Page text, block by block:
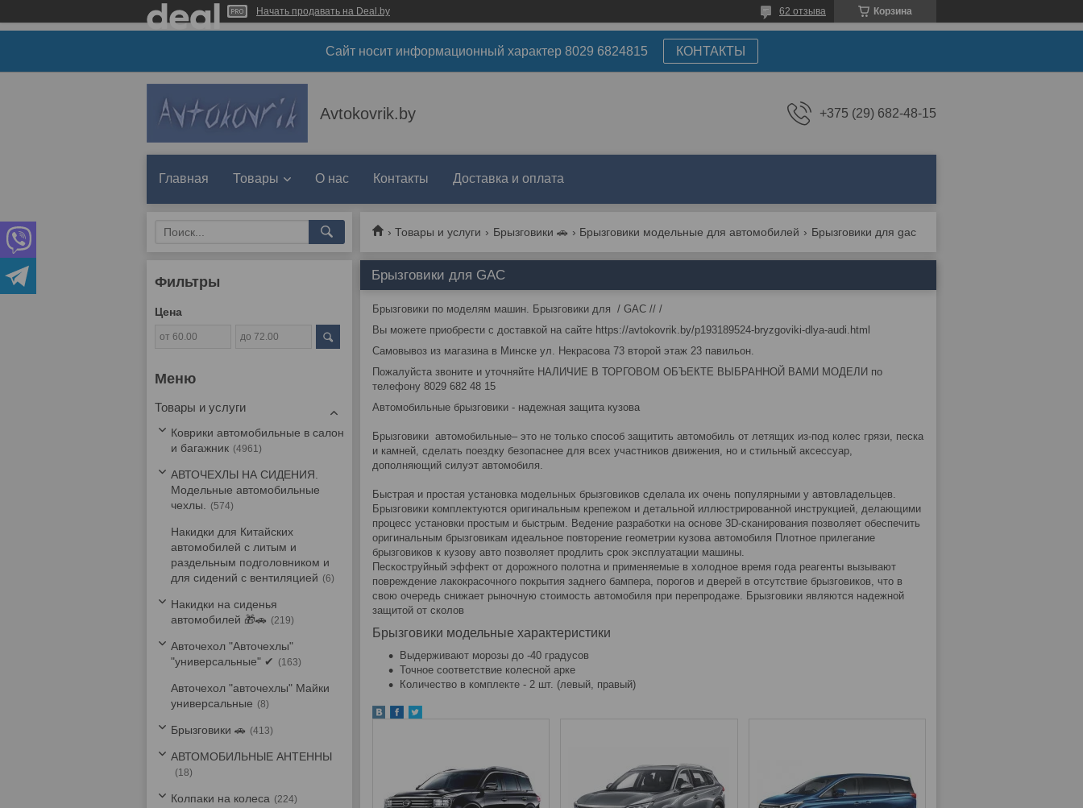
Начать продавать на Deal.by Корзина
62 отзыва
Сайт носит информационный характер 8029 6824815 КОНТАКТЫ
Avtokovrik.by +375 (29) 682-48-15
Главная Товары О нас Контакты Доставка и оплата
Товары и услуги Брызговики 🚗 Брызговики модельные для автомобилей Брызговики для gac
Брызговики для GAC
Брызговики по моделям машин. Брызговики для / GAC // /
Вы можете приобрести с доставкой на сайте https://avtokovrik.by/p193189524-bryzgoviki-dlya-audi.html
Самовывоз из магазина в Минске ул. Некрасова 73 второй этаж 23 павильон.
Пожалуйста звоните и уточняйте НАЛИЧИЕ В ТОРГОВОМ ОБЪЕКТЕ ВЫБРАННОЙ ВАМИ МОДЕЛИ по
телефону 8029 682 48 15
Автомобильные брызговики - надежная защита кузова
Брызговики автомобильные– это не только способ защитить автомобиль от летящих из-под колес грязи, песка
и камней, сделать поездку безопаснее для всех участников движения, но и стильный аксессуар,
дополняющий силуэт автомобиля.
Быстрая и простая установка модельных брызговиков сделала их очень популярными у автовладельцев.
Брызговики комплектуются оригинальным крепежом и детальной иллюстрированной инструкцией, делающими
процесс установки простым и быстрым. Ведение разработки на основе 3D-сканирования позволяет обеспечить
оригинальным брызговикам идеальное повторение геометрии кузова автомобиля Плотное прилегание
брызговиков к кузову авто позволяет продлить срок эксплуатации машины.
Пескоструйный эффект от дорожного полотна и применяемые в холодное время года реагенты вызывают
повреждение лакокрасочного покрытия заднего бампера, порогов и дверей в отсутствие брызговиков, что в
свою очередь снижает рыночную стоимость автомобиля при перепродаже. Брызговики являются надежной
защитой от сколов
Брызговики модельные характеристики
Выдерживают морозы до -40 градусов
Точное соответствие колесной арке
Количество в комплекте - 2 шт. (левый, правый)
Фильтры
Цена
Товары и услуги
Коврики автомобильные в салон
и багажник
4961
АВТОЧЕХЛЫ НА СИДЕНИЯ.
Модельные автомобильные
чехлы.
574
Накидки для Китайских
автомобилей с литым и
раздельным подголовником и
для сидений с вентиляцией
6
Накидки на сиденья
автомобилей 🎁🚗
219
Авточехол "Авточехлы"
"универсальные" ✔
163
Авточехол "авточехлы" Майки
универсальные
8
Брызговики 🚗 413
АВТОМОБИЛЬНЫЕ АНТЕННЫ
18
Колпаки на колеса 224